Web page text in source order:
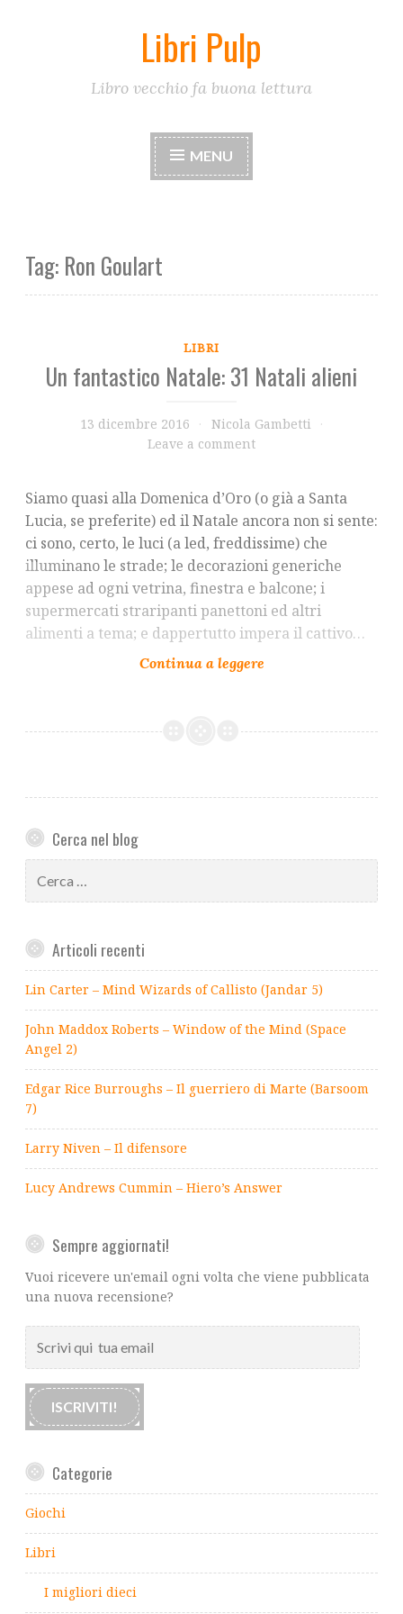
Libri Pulp
Libro vecchio fa buona lettura
MENU
Tag: Ron Goulart
LIBRI
Un fantastico Natale: 31 Natali alieni
13 dicembre 2016
Nicola Gambetti
Leave a comment
Siamo quasi alla Domenica d’Oro (o già a Santa
Lucia, se preferite) ed il Natale ancora non si sente:
ci sono, certo, le luci (a led, freddissime) che
illuminano le strade; le decorazioni generiche
appese ad ogni vetrina, finestra e balcone; i
supermercati straripanti panettoni ed altri
alimenti a tema; e dappertutto impera il cattivo…
Cerca nel blog
per:
Articoli recenti
Lin Carter – Mind Wizards of Callisto (Jandar 5)
John Maddox Roberts – Window of the Mind (Space
Angel 2)
Edgar Rice Burroughs – Il guerriero di Marte (Barsoom
7)
Larry Niven – Il difensore
Lucy Andrews Cummin – Hiero’s Answer
Sempre aggiornati!
Vuoi ricevere un'email ogni volta che viene pubblicata
una nuova recensione?
qui
tua
email
ISCRIVITI!
Categorie
Giochi
Libri
I migliori dieci